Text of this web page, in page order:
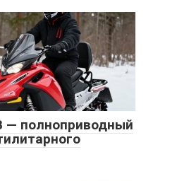
— полноприводный